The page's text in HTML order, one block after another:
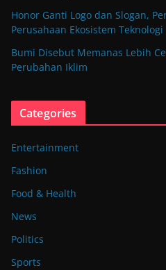
Honor Ganti Logo dan Slogan,
Perusahaan Ekosistem Teknologi
Bumi Disebut Memanas Lebih
Perubahan Iklim
Categories
Entertainment
Fashion
Food & Health
News
Politics
Sports